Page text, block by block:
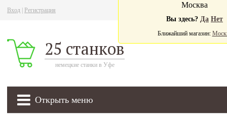
Вход Регистрация
25 станков
немецкие станки в Уфе
Открыть меню
Москва
Вы здесь? Да Нет
Ближайший магазин: